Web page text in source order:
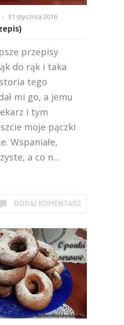
- 31 stycznia 2016
przepisy
do rąk i taka
tego
mi go, a jemu
i tym
moje pączki
Wspaniałe,
a co n...
DODAJ KOMENTARZ